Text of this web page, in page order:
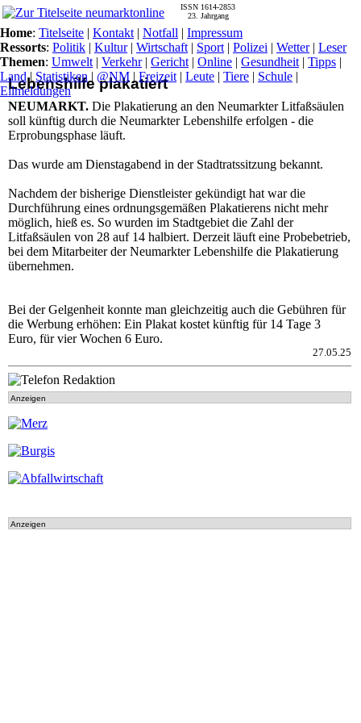
Lebenshilfe plakatiert
NEUMARKT. Die Plakatierung an den Neumarkter Litfaßsäulen
soll künftig durch die Neumarkter Lebenshilfe erfolgen - die
Erprobungsphase läuft.
Das wurde am Dienstagabend in der Stadtratssitzung bekannt.
Nachdem der bisherige Dienstleister gekündigt hat war die
Durchführung eines ordnungsgemäßen Plakatierens nicht mehr
möglich, hieß es. So wurden im Stadtgebiet die Zahl der
Litfaßsäulen von 28 auf 14 halbiert. Derzeit läuft eine Probebetrieb,
bei dem Mitarbeiter der Neumarkter Lebenshilfe die Plakatierung
übernehmen.
Bei der Gelgenheit konnte man gleichzeitig auch die Gebühren für
die Werbung erhöhen: Ein Plakat kostet künftig für 14 Tage 3
Euro, für vier Wochen 6 Euro.
27.05.25
Anzeigen
Anzeigen
ISSN 1614-2853
23. Jahrgang
Home: Titelseite | Kontakt | Notfall | Impressum
Ressorts: Politik | Kultur| Wirtschaft | Sport | Polizei | Wetter| Leser
Themen: Umwelt | Verkehr| Gericht | Online | Gesundheit | Tipps |
Land| Statistiken | @NM | Freizeit | Leute | Tiere | Schule |
Eilmeldungen